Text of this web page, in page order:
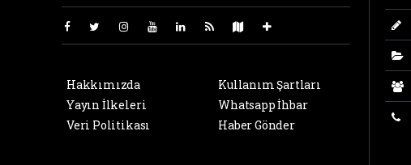
Hakkımızda
Yayın İlkeleri
Veri Politikası
Kullanım Şartları
Whatsapp İhbar
Haber Gönder